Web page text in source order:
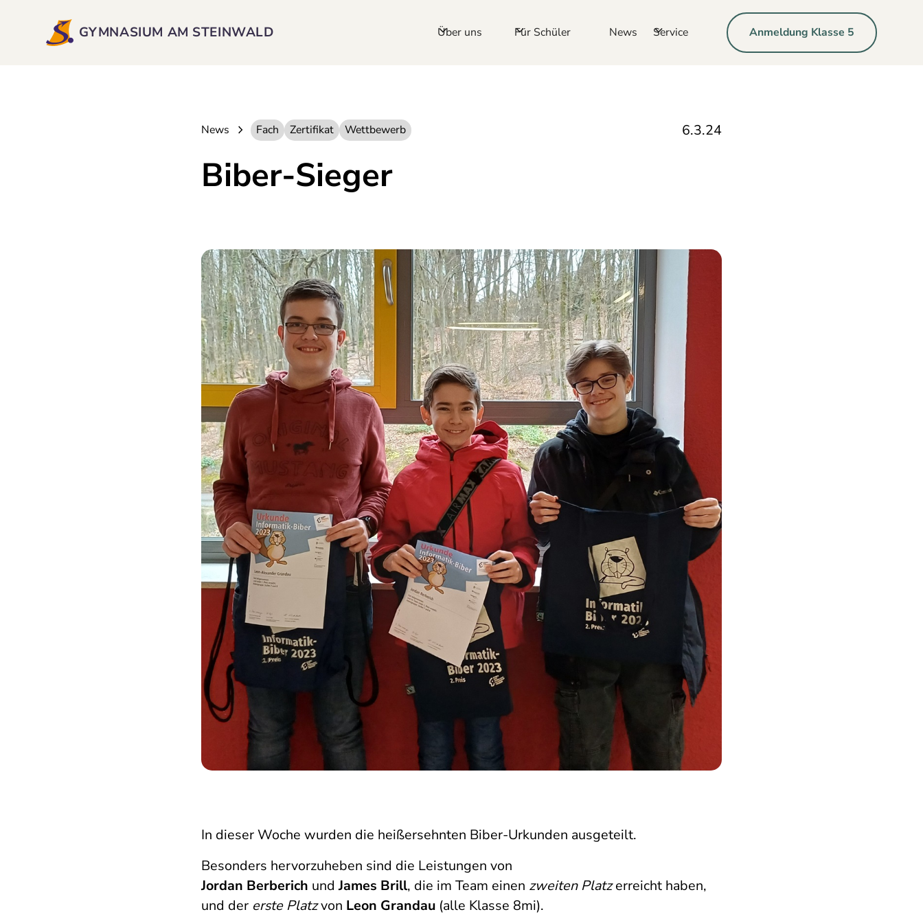
GYMNASIUM AM STEINWALD Über uns Für Schüler News Service Anmeldung Klasse 5
News Fach Zertifikat Wettbewerb 6.3.24
Biber-Sieger
In dieser Woche wurden die heißersehnten Biber-Urkunden ausgeteilt.
Besonders hervorzuheben sind die Leistungen von
Jordan Berberich undJames Brill, die im Team einen zweiten Platzerreicht haben,
und der erste Platzvon Leon Grandau(alle Klasse 8mi).